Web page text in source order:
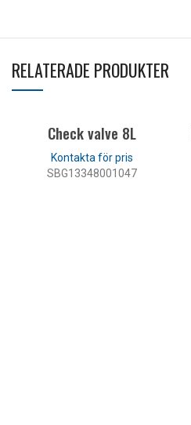
RELATERADE PRODUKTER
Check valve 8L
SBG13348001047